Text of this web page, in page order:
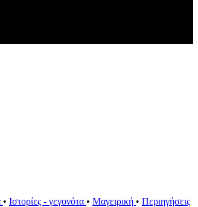
• Ιστορίες - γεγονότα • Μαγειρική • Περιηγήσεις